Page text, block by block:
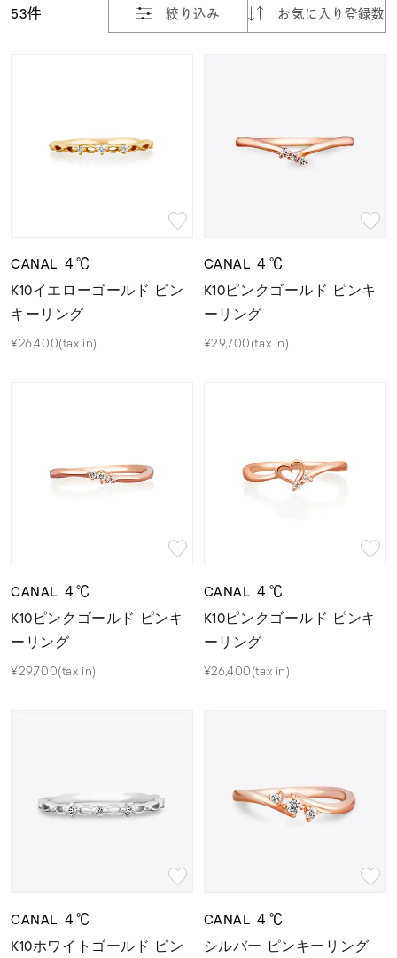
着用シーン
リングサイズ
～
価格
53件 絞り込み お気に入り登録数
CANAL ４℃
K10イエローゴールド ピン
キーリング
¥26,400(tax in)
CANAL ４℃
K10ピンクゴールド ピンキ
ーリング
¥29,700(tax in)
CANAL ４℃
K10ピンクゴールド ピンキ
ーリング
¥29,700(tax in)
CANAL ４℃
K10ピンクゴールド ピンキ
ーリング
¥26,400(tax in)
CANAL ４℃
K10ホワイトゴールド ピン
CANAL ４℃
シルバー ピンキーリング